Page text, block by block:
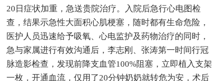
20日症状加重，急送贵院治疗。入院后急行心电图检
查，结果示急性大面积心肌梗塞，随时都有生命危险，
医护人员迅速给予吸氧、心电监护及药物治疗的同时，
急与家属进行有效沟通后，李志刚、张涛第一时间行冠
脉造影检查，发现前降支血管100%阻塞，立即植入支架
一枚，开通血流，仅用了20分钟奶奶就转危为安，术后